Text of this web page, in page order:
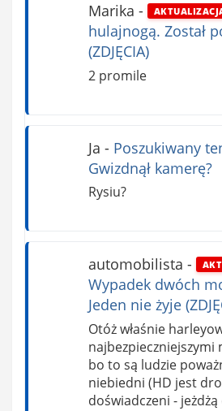
Marika -
hulajnogą. Został
(ZDJĘCIA)
2 promile
Ja - Poszukiwany
Gwizdnął kamerę?
Rysiu?
automobilista -
Wypadek dwóch
Jeden nie żyje
Otóż właśnie
bo to są ludzie
niebiedni (HD jest
doświadczeni -